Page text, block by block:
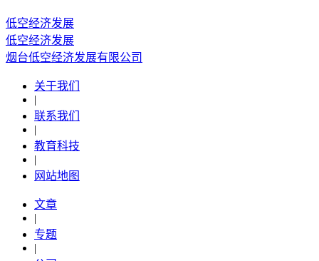
低空经济发展
低空经济发展
烟台低空经济发展有限公司
关于我们
|
联系我们
|
教育科技
|
网站地图
文章
|
专题
|